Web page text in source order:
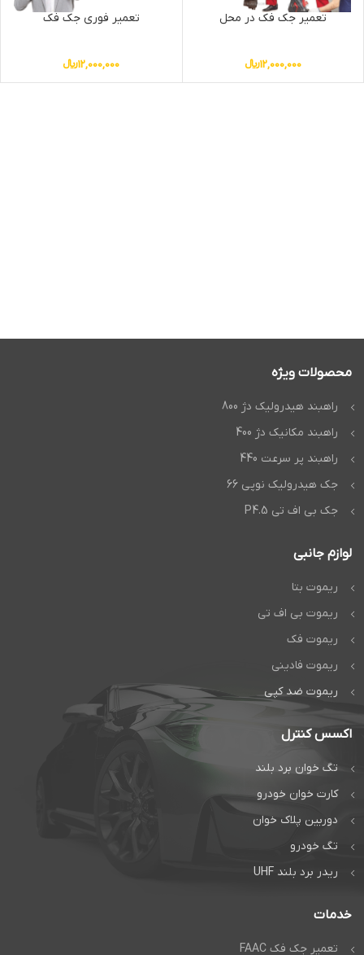
تعمیر جک فک در محل
12,000,000﷼
تعمیر فوری جک فک
12,000,000﷼
محصولات ویژه
راهبند هیدرولیک دژ 800
راهبند مکانیک دژ 400
راهبند پر سرعت 440
جک هیدرولیک نوپی 66
جک بی اف تی P4.5
لوازم جانبی
ریموت بتا
ریموت بی اف تی
ریموت فک
ریموت فادینی
ریموت ضد کپی
اکسس کنترل
تگ خوان برد بلند
کارت خوان خودرو
دوربین پلاک خوان
تگ خودرو
ریدر برد بلند UHF
خدمات
تعمیر جک فک FAAC